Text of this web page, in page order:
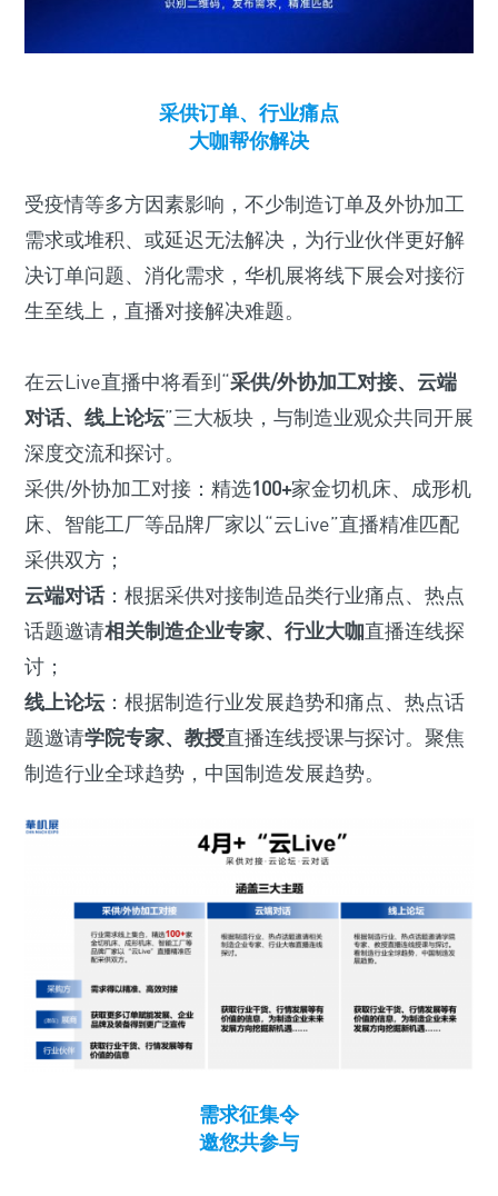
采供订单、行业痛点
大咖帮你解决
受疫情等多方因素影响，不少制造订单及外协加工
需求或堆积、或延迟无法解决，为行业伙伴更好解
决订单问题、消化需求，华机展将线下展会对接衍
生至线上，直播对接解决难题。
在云Live直播中将看到“采供/外协加工对接、云端
对话、线上论坛”三大板块，与制造业观众共同开展
深度交流和探讨。
采供/外协加工对接：精选100+家金切机床、成形机
床、智能工厂等品牌厂家以“云Live”直播精准匹配
采供双方；
云端对话：根据采供对接制造品类行业痛点、热点
话题邀请相关制造企业专家、行业大咖直播连线探
讨；
线上论坛：根据制造行业发展趋势和痛点、热点话
题邀请学院专家、教授直播连线授课与探讨。聚焦
制造行业全球趋势，中国制造发展趋势。
需求征集令
邀您共参与